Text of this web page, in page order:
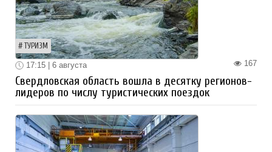
ТУРИЗМ
167
17:15 | 6 августа
Свердловская область вошла в десятку регионов-
лидеров по числу туристических поездок